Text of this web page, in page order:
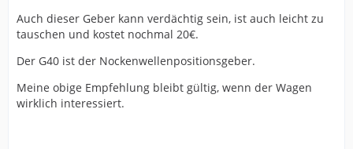
Auch dieser Geber kann verdächtig sein, ist auch leicht zu
tauschen und kostet nochmal 20€.
Der G40 ist der Nockenwellenpositionsgeber.
Meine obige Empfehlung bleibt gültig, wenn der Wagen
wirklich interessiert.